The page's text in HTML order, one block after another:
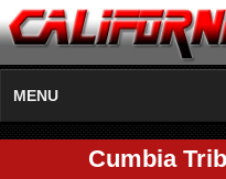
MENU
Cumbia